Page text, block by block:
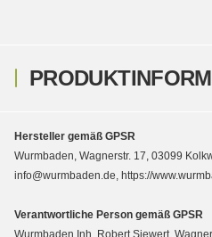
Hersteller gemäß GPSR
Wurmbaden, Wagnerstr. 17, 03099
info@wurmbaden.de, https://
Verantwortliche Person gemäß GPSR
Wurmbaden Inh. Robert Siewert,